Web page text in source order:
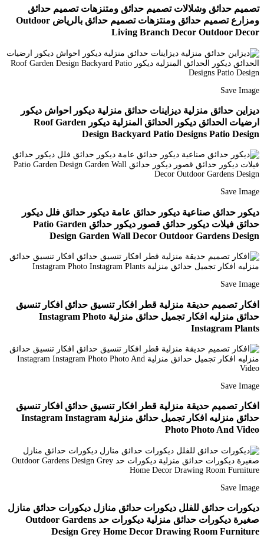
تصميم حدائق وشلالات تصميم حدائق ومتنزهات تصميم حدائق
ومزارع تصميم حدائق ومنتزهات تصميم حدائق بالرياض Outdoor
Living Branch Decor Outdoor Decor
Save Image
ديزاين حدائق منزلية ديزاينات حدائق منزلية ديكور احواش ديكور
ارضيات الحدائق ديكور الحدائق المنزلية ديكور Roof Garden
Design Backyard Patio Designs Patio Design
Save Image
ديكور حدائق صناعية ديكور حدائق عامة ديكور حدائق فلل ديكور
حدائق فيلات ديكور حدائق قصور ديكور حدائق Patio Garden
Design Garden Wall Decor Outdoor Gardens Design
Save Image
افكار تصميم حديقة منزلية قطر افكار تنسيق حدائق افكار تنسيق
حدائق منزليه افكار تجميل حدائق منزلية Instagram Photo
Instagram Plants
Save Image
افكار تصميم حديقة منزلية قطر افكار تنسيق حدائق افكار تنسيق
حدائق منزليه افكار تجميل حدائق منزلية Instagram Instagram
Photo Photo And Video
Save Image
ديكورات حدائق للفلل ديكورات حدائق منازل ديكورات حدائق منازل
صغيرة ديكورات حدائق منزلية ديكورات حد Outdoor Gardens
Design Grey Home Decor Drawing Room Furniture